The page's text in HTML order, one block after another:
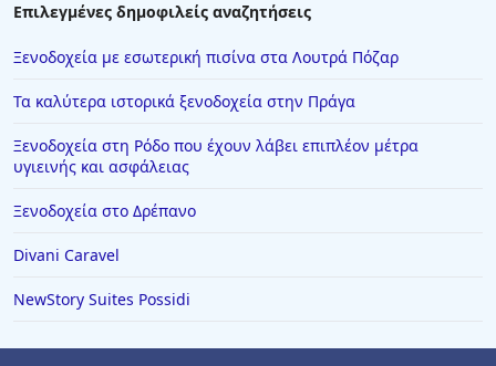
Επιλεγμένες δημοφιλείς αναζητήσεις
Ξενοδοχεία με εσωτερική πισίνα στα Λουτρά Πόζαρ
Τα καλύτερα ιστορικά ξενοδοχεία στην Πράγα
Ξενοδοχεία στη Ρόδο που έχουν λάβει επιπλέον μέτρα
υγιεινής και ασφάλειας
Ξενοδοχεία στο Δρέπανο
Divani Caravel
NewStory Suites Possidi